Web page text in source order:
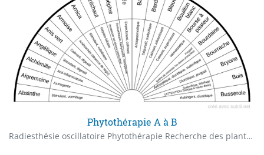
Phytothérapie A à B
Radiesthésie oscillatoire Phytothérapie Recherche des plantes adaptées au besoin